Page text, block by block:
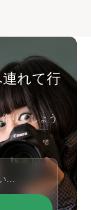
れて行
りましょう